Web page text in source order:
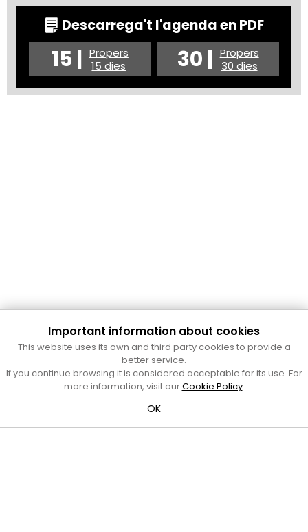
Descarrega't l'agenda en PDF
15 | Propers
15 dies
30 | Propers
30 dies
Cultura Mataró
Ajuntament de Mataró
C. de Sant Josep, 9 (Mataró, 08302)
Horari d'obertura: dilluns, dimecres i divendres de 10 a 13 h.
al telèfon al 93 758 23 61
Bústia ciutadana
Important information about cookies
This website uses its own and third party cookies to provide a
better service.
If you continue browsing it is considered acceptable for its use. For
more information, visit ourCookie Policy.
OK